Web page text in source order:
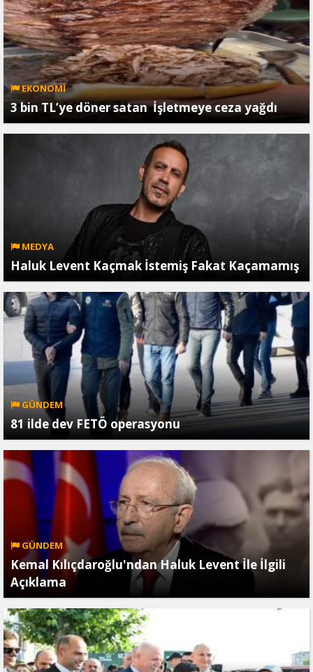
EKONOMİ
3 bin TL’ye döner satan İşletmeye ceza yağdı
MEDYA
Haluk Levent Kaçmak İstemiş Fakat Kaçamamış
GÜNDEM
81 ilde dev FETÖ operasyonu
GÜNDEM
Kemal Kılıçdaroğlu'ndan Haluk Levent İle İlgili
Açıklama